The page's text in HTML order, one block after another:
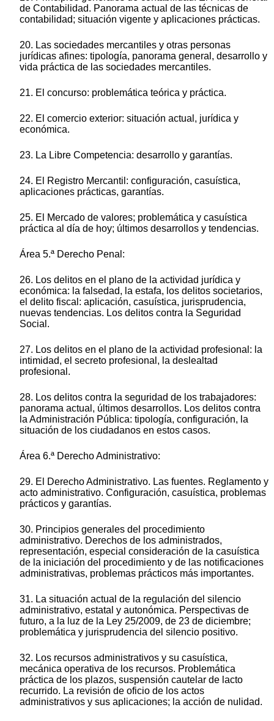
de Contabilidad. Panorama actual de las técnicas de
contabilidad; situación vigente y aplicaciones prácticas.
20. Las sociedades mercantiles y otras personas
jurídicas afines: tipología, panorama general, desarrollo y
vida práctica de las sociedades mercantiles.
21. El concurso: problemática teórica y práctica.
22. El comercio exterior: situación actual, jurídica y
económica.
23. La Libre Competencia: desarrollo y garantías.
24. El Registro Mercantil: configuración, casuística,
aplicaciones prácticas, garantías.
25. El Mercado de valores; problemática y casuística
práctica al día de hoy; últimos desarrollos y tendencias.
Área 5.ª Derecho Penal:
26. Los delitos en el plano de la actividad jurídica y
económica: la falsedad, la estafa, los delitos societarios,
el delito fiscal: aplicación, casuística, jurisprudencia,
nuevas tendencias. Los delitos contra la Seguridad
Social.
27. Los delitos en el plano de la actividad profesional: la
intimidad, el secreto profesional, la deslealtad
profesional.
28. Los delitos contra la seguridad de los trabajadores:
panorama actual, últimos desarrollos. Los delitos contra
la Administración Pública: tipología, configuración, la
situación de los ciudadanos en estos casos.
Área 6.ª Derecho Administrativo:
29. El Derecho Administrativo. Las fuentes. Reglamento y
acto administrativo. Configuración, casuística, problemas
prácticos y garantías.
30. Principios generales del procedimiento
administrativo. Derechos de los administrados,
representación, especial consideración de la casuística
de la iniciación del procedimiento y de las notificaciones
administrativas, problemas prácticos más importantes.
31. La situación actual de la regulación del silencio
administrativo, estatal y autonómica. Perspectivas de
futuro, a la luz de la Ley 25/2009, de 23 de diciembre;
problemática y jurisprudencia del silencio positivo.
32. Los recursos administrativos y su casuística,
mecánica operativa de los recursos. Problemática
práctica de los plazos, suspensión cautelar de lacto
recurrido. La revisión de oficio de los actos
administrativos y sus aplicaciones; la acción de nulidad.